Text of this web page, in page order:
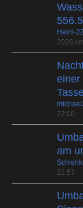
Heini-22
2026
einer
22:00
am
21:57